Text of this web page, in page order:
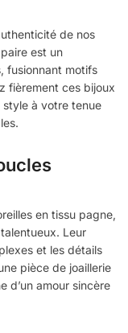
de nos
est un
fusionnant motifs
fièrement ces bijoux
à votre tenue
en tissu pagne,
Leur
et les détails
pièce de joaillerie
d’un amour sincère